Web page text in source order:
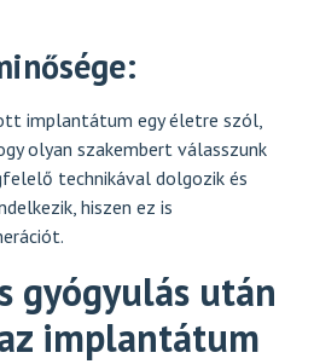
implantátum egy életre szól,
olyan szakembert válasszunk
technikával dolgozik és
hiszen ez is
gyógyulás után
implantátum